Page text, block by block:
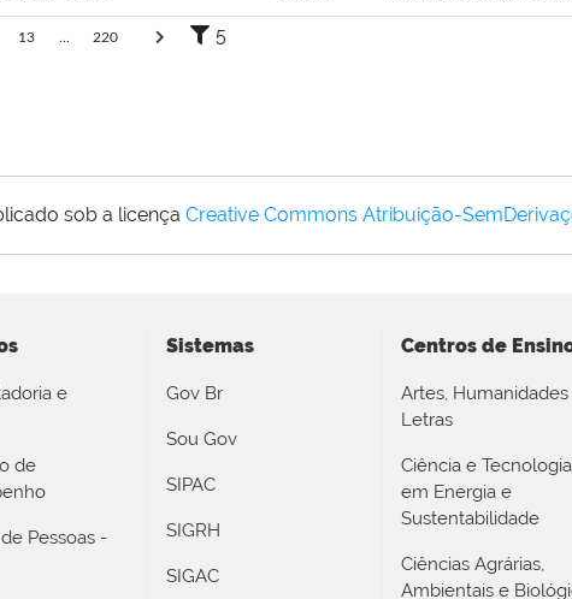
13 220 5
sob a licença Creative Commons Atribuição-
e
de
Pessoas -
Sistemas
Gov Br
Sou Gov
SIPAC
SIGRH
SIGAC
Centros de
Artes,
Letras
Ciência e Tecnologia
em Energia e
Sustentabilidade
Ciências Agrárias,
Ambientais e